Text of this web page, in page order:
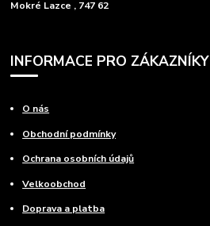
Mokré Lazce , 747 62
INFORMACE PRO ZÁKAZNÍKY
O nás
Obchodní podmínky
Ochrana osobních údajů
Velkoobchod
Doprava a platba